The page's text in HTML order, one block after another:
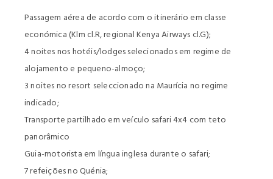
Passagem aérea de acordo com o itinerário em classe
económica (Klm cl.R, regional Kenya Airways cl.G);
4 noites nos hotéis/lodges selecionados em regime de
alojamento e pequeno-almoço;
3 noites no resort seleccionado na Maurícia no regime
indicado;
Transporte partilhado em veículo safari 4x4 com teto
panorâmico
Guia-motorista em língua inglesa durante o safari;
7 refeições no Quénia;